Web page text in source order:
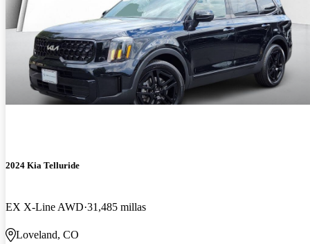
2024 Kia Telluride
EX X-Line AWD 31,485 millas
Loveland, CO